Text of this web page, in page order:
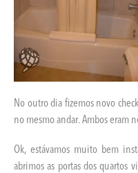
No outro dia fizemos novo
no mesmo andar. Ambos eram
Ok, estávamos muito bem
abrimos as portas dos quartos